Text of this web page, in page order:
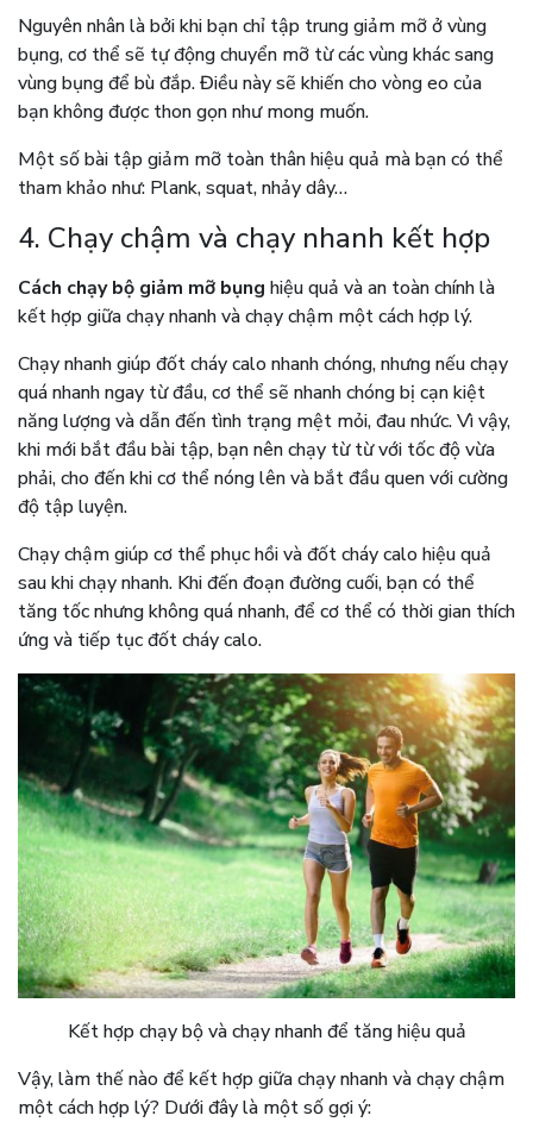
Nguyên nhân là bởi khi bạn chỉ tập trung giảm mỡ ở vùng
bụng, cơ thể sẽ tự động chuyển mỡ từ các vùng khác sang
vùng bụng để bù đắp. Điều này sẽ khiến cho vòng eo của
bạn không được thon gọn như mong muốn.
Một số bài tập giảm mỡ toàn thân hiệu quả mà bạn có thể
tham khảo như: Plank, squat, nhảy dây…
4. Chạy chậm và chạy nhanh kết hợp
Cách chạy bộ giảm mỡ bụng hiệu quả và an toàn chính là
kết hợp giữa chạy nhanh và chạy chậm một cách hợp lý.
Chạy nhanh giúp đốt cháy calo nhanh chóng, nhưng nếu chạy
quá nhanh ngay từ đầu, cơ thể sẽ nhanh chóng bị cạn kiệt
năng lượng và dẫn đến tình trạng mệt mỏi, đau nhức. Vì vậy,
khi mới bắt đầu bài tập, bạn nên chạy từ từ với tốc độ vừa
phải, cho đến khi cơ thể nóng lên và bắt đầu quen với cường
độ tập luyện.
Chạy chậm giúp cơ thể phục hồi và đốt cháy calo hiệu quả
sau khi chạy nhanh. Khi đến đoạn đường cuối, bạn có thể
tăng tốc nhưng không quá nhanh, để cơ thể có thời gian thích
ứng và tiếp tục đốt cháy calo.
Kết hợp chạy bộ và chạy nhanh để tăng hiệu quả
Vậy, làm thế nào để kết hợp giữa chạy nhanh và chạy chậm
một cách hợp lý? Dưới đây là một số gợi ý: